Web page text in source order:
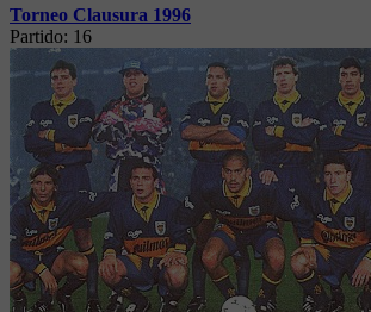
Torneo Clausura 1996
Partido: 16